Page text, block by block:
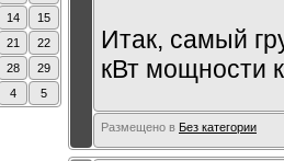
Итак, самый
кВт мощности
Размещено в Без категории
14
15
21
22
28
29
4 5